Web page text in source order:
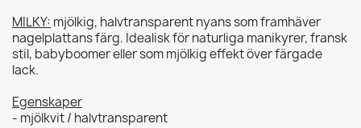
MILKY: mjölkig, halvtransparent nyans som framhäver
nagelplattans färg. Idealisk för naturliga manikyrer, fransk
stil, babyboomer eller som mjölkig effekt över färgade
lack.
Egenskaper
- mjölkvit / halvtransparent